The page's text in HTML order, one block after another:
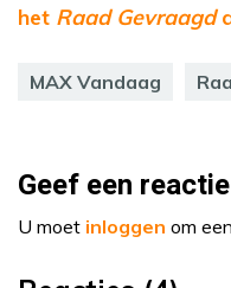
het Raad Gevraagd
MAX Vandaag
Geef een reactie
U moet inloggen om